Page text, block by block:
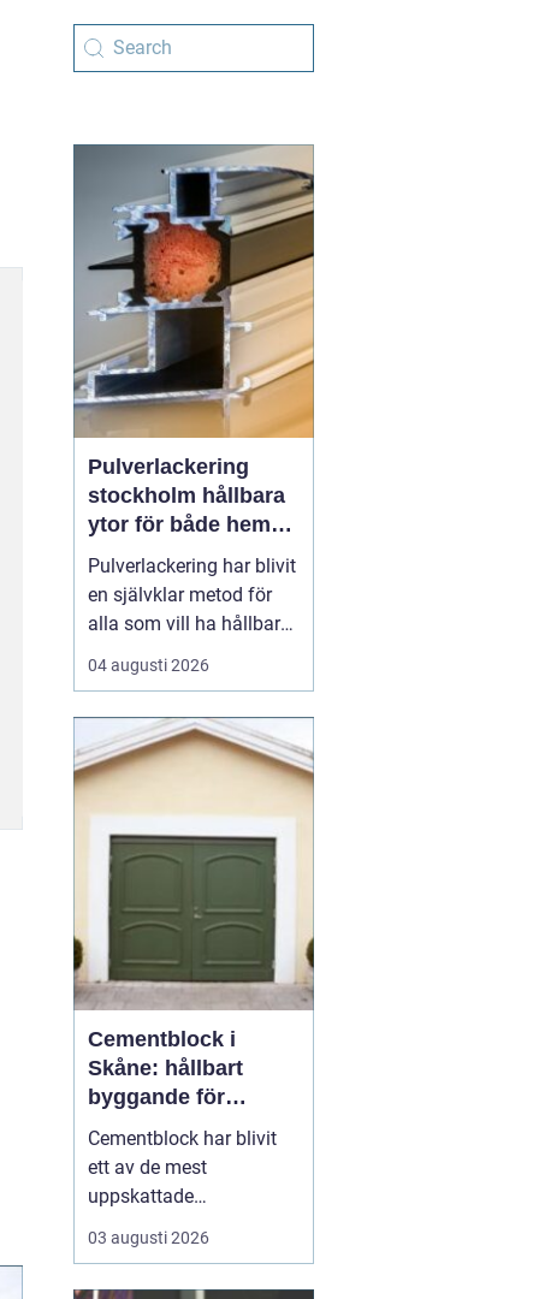
Pulverlackering
stockholm hållbara
ytor för både hem
och industri
Pulverlackering har blivit
en självklar metod för
alla som vill ha hållbara,
snygga och
rostskyddade metallytor.
tekniken i allt från
bostadsrättsföreningars
privatpersoners cyklar.
Metoden g...
04 augusti 2026
Cementblock i
Skåne: hållbart
byggande för
lantbruk, stall och
grundläggning
Cementblock har blivit
ett av de mest
uppskattade
byggmaterialen för både
privatpersoner och
03 augusti 2026